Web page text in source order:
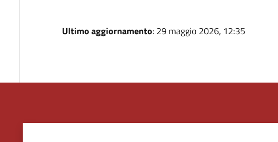
Ultimo aggiornamento: 29 maggio 2026, 12:35